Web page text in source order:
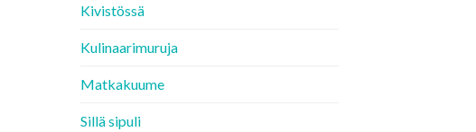
Kivistössä
Kulinaarimuruja
Matkakuume
Sillä sipuli